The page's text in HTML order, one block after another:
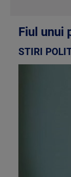
Fiul unui
STIRI